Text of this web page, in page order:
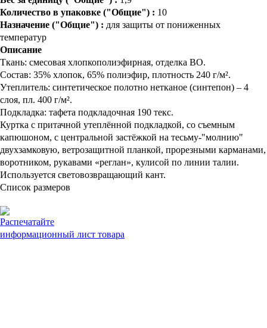
Количество в упаковке ("Общие") : 10
Назначение ("Общие") : для защиты от пониженных
температур
Описание
Ткань: смесовая хлопкополиэфирная, отделка ВО.
Состав: 35% хлопок, 65% полиэфир, плотность 240 г/м².
Утеплитель: синтетическое полотно нетканое (синтепон) – 4
слоя, пл. 400 г/м².
Подкладка: тафета подкладочная 190 текс.
Куртка с притачной утеплённой подкладкой, со съемным
капюшоном, с центральной застёжкой на тесьму-"молнию"
двухзамковую, ветрозащитной планкой, прорезными карманами,
воротником, рукавами «реглан», кулисой по линии талии.
Используется световозвращающий кант.
Список размеров
Распечатайте
информационный лист товара